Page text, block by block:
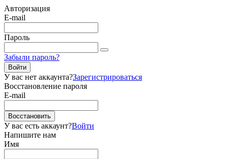
Авторизация
E-mail
Пароль
Забыли пароль?
Войти
У вас нет аккаунта?Зарегистрироваться
Восстановление пароля
E-mail
Восстановить
У вас есть аккаунт?Войти
Напишите нам
Имя